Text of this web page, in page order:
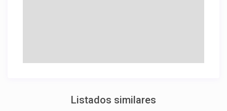
Listados similares